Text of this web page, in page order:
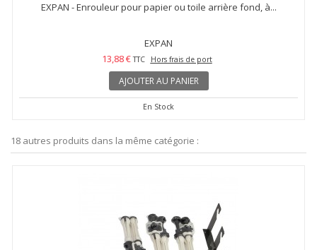
EXPAN - Enrouleur pour papier ou toile arrière fond, à...
EXPAN
13,88 € TTC Hors frais de port
AJOUTER AU PANIER
En Stock
18 autres produits dans la même catégorie :